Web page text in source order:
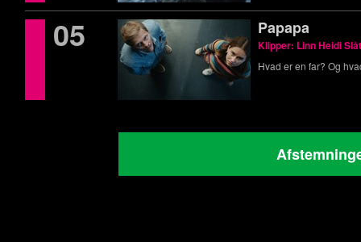
05 Papapa
Klipper: Linn Heidi
Hvad er en far? Og